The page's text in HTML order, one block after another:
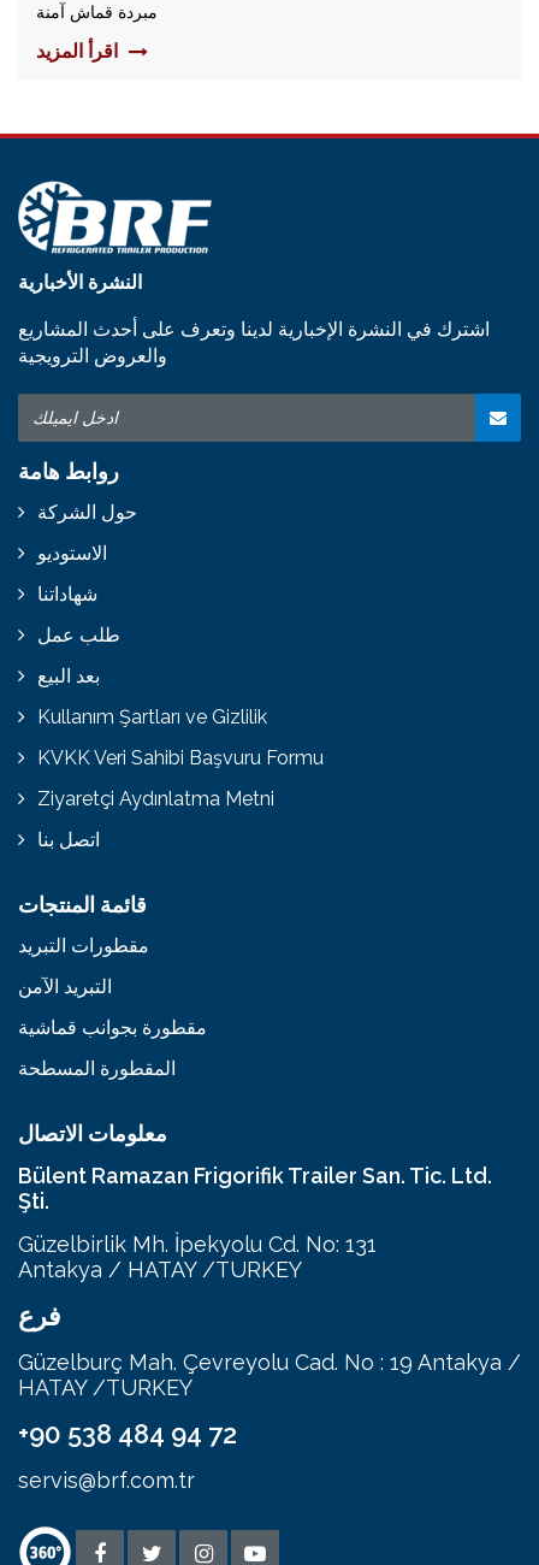
مبردة قماش آمنة
النشرة الأخبارية
اشترك في النشرة الإخبارية لدينا وتعرف على أحدث المشاريع
والعروض الترويجية
روابط هامة
حول الشركة
الاستوديو
شهاداتنا
طلب عمل
بعد البيع
Kullanım Şartları ve Gizlilik
KVKK Veri Sahibi Başvuru Formu
Ziyaretçi Aydınlatma Metni
اتصل بنا
قائمة المنتجات
مقطورات التبريد
التبريد الآمن
مقطورة بجوانب قماشية
المقطورة المسطحة
معلومات الاتصال
Bülent Ramazan Frigorifik Trailer San. Tic. Ltd.
Şti.
Güzelbirlik Mh. İpekyolu Cd. No: 131
Antakya / HATAY /TURKEY
فرع
Güzelburç Mah. Çevreyolu Cad. No : 19 Antakya /
HATAY /TURKEY
+90 538 484 94 72
servis@brf.com.tr